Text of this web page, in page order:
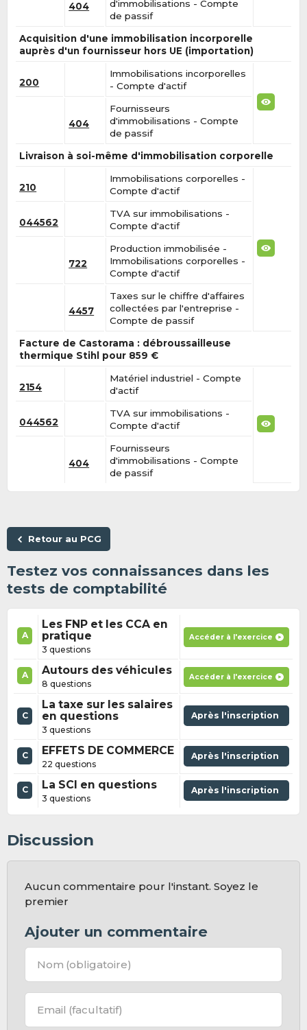
404
d'immobilisations - Compte
de passif
Acquisition d'une immobilisation incorporelle
auprès d'un fournisseur hors UE (importation)
200
Immobilisations incorporelles
- Compte d'actif
404
Fournisseurs
d'immobilisations - Compte
de passif
Livraison à soi-même d'immobilisation corporelle
210
Immobilisations corporelles -
Compte d'actif
044562
TVA sur immobilisations -
Compte d'actif
722
Production immobilisée -
Immobilisations corporelles -
Compte d'actif
4457
Taxes sur le chiffre d'affaires
collectées par l'entreprise -
Compte de passif
Facture de Castorama : débroussailleuse
thermique Stihl pour 859 €
2154
Matériel industriel - Compte
d'actif
044562
TVA sur immobilisations -
Compte d'actif
404
Fournisseurs
d'immobilisations - Compte
de passif
Retour au PCG
Testez vos connaissances dans les
tests de comptabilité
A
Les FNP et les CCA en
pratique
3 questions
Accéder à l'exercice
A Autours des véhicules
8 questions
Accéder à l'exercice
C
La taxe sur les salaires
en questions
3 questions
Après l'inscription
C EFFETS DE COMMERCE
22 questions
Après l'inscription
C La SCI en questions
3 questions
Après l'inscription
Discussion
Aucun commentaire pour l'instant. Soyez le
premier
Ajouter un commentaire
Nom (obligatoire)
Email (facultatif)